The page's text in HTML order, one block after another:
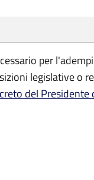
per
legislative o
del Presidente